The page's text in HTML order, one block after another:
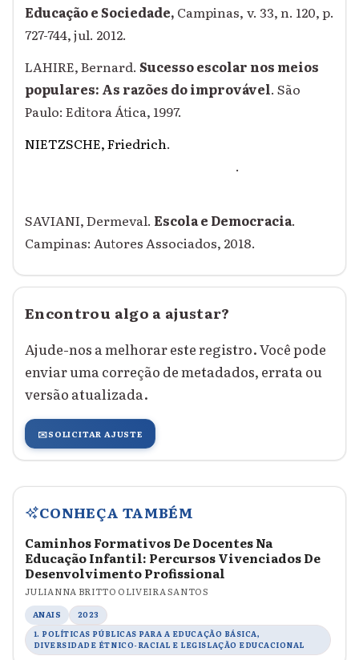
Educação e Sociedade, Campinas, v. 33, n. 120, p.
727-744, jul. 2012.
LAHIRE, Bernard. Sucesso escolar nos meios
populares: As razões do improvável. São
Paulo: Editora Ática, 1997.
NIETZSCHE, Friedrich.
.
SAVIANI, Dermeval. Escola e Democracia.
Campinas: Autores Associados, 2018.
Encontrou algo a ajustar?
Ajude-nos a melhorar este registro. Você pode
enviar uma correção de metadados, errata ou
versão atualizada.
✉️SOLICITAR AJUSTE
CONHEÇA TAMBÉM
Caminhos Formativos De Docentes Na
Educação Infantil: Percursos Vivenciados De
Desenvolvimento Profissional
JULIANNA BRITTO OLIVEIRA SANTOS
ANAIS
2023
1. POLÍTICAS PÚBLICAS PARA A EDUCAÇÃO BÁSICA,
DIVERSIDADE ÉTNICO-RACIAL E LEGISLAÇÃO EDUCACIONAL